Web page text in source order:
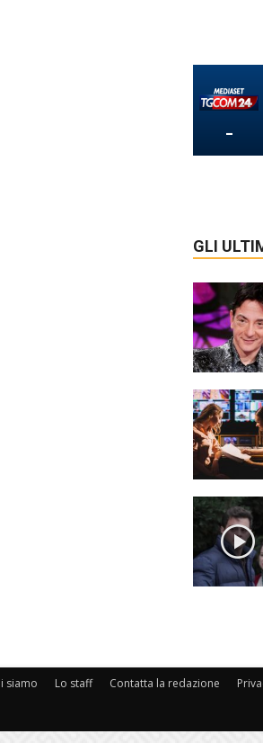
-
GLI
siamo Lo staff Contatta la redazione